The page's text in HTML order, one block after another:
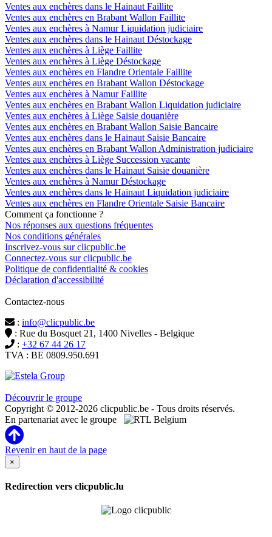
Ventes aux enchères dans le Hainaut Faillite
Ventes aux enchères en Brabant Wallon Faillite
Ventes aux enchères à Namur Liquidation judiciaire
Ventes aux enchères dans le Hainaut Déstockage
Ventes aux enchères à Liège Faillite
Ventes aux enchères à Liège Déstockage
Ventes aux enchères en Flandre Orientale Faillite
Ventes aux enchères en Brabant Wallon Déstockage
Ventes aux enchères à Namur Faillite
Ventes aux enchères en Brabant Wallon Liquidation judiciaire
Ventes aux enchères à Liège Saisie douanière
Ventes aux enchères en Brabant Wallon Saisie Bancaire
Ventes aux enchères dans le Hainaut Saisie Bancaire
Ventes aux enchères en Brabant Wallon Administration judiciaire
Ventes aux enchères à Liège Succession vacante
Ventes aux enchères dans le Hainaut Saisie douanière
Ventes aux enchères à Namur Déstockage
Ventes aux enchères dans le Hainaut Liquidation judiciaire
Ventes aux enchères en Flandre Orientale Saisie Bancaire
Comment ça fonctionne ?
Nos réponses aux questions fréquentes
Nos conditions générales
Inscrivez-vous sur clicpublic.be
Connectez-vous sur clicpublic.be
Politique de confidentialité & cookies
Déclaration d'accessibilité
Contactez-nous
: info@clicpublic.be
: Rue du Bosquet 21, 1400 Nivelles - Belgique
: +32 67 44 26 17
TVA : BE 0809.950.691
Découvrir le groupe
Copyright © 2012-2026 clicpublic.be - Tous droits réservés.
En partenariat avec le groupe
Revenir en haut de la page
×
Redirection vers clicpublic.lu